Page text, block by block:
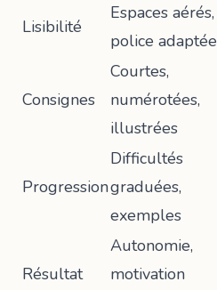
Lisibilité
Espaces aérés,
police adaptée
Consignes
Courtes,
numérotées,
illustrées
Progression
Difficultés
graduées,
exemples
Résultat
Autonomie,
motivation